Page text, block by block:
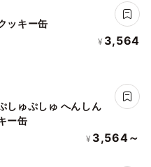
ッキー缶
¥ 3,564
しゅぷしゅ へんしん
ー缶
¥ 3,564～